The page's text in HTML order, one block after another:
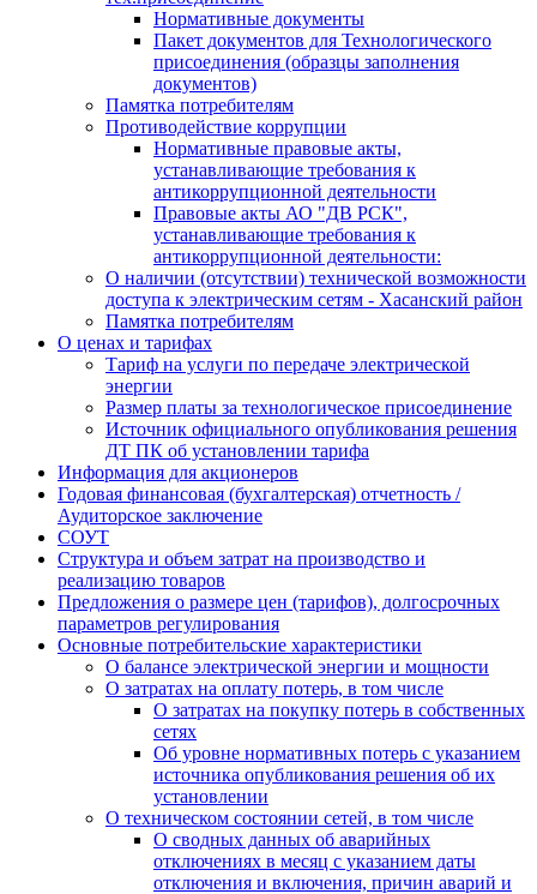
Нормативные документы
Пакет документов для Технологического
присоединения (образцы заполнения
документов)
Памятка потребителям
Противодействие коррупции
Нормативные правовые акты,
устанавливающие требования к
антикоррупционной деятельности
Правовые акты АО "ДВ РСК",
устанавливающие требования к
антикоррупционной деятельности:
О наличии (отсутствии) технической возможности
доступа к электрическим сетям - Хасанский район
Памятка потребителям
О ценах и тарифах
Тариф на услуги по передаче электрической
энергии
Размер платы за технологическое присоединение
Источник официального опубликования решения
ДТ ПК об установлении тарифа
Информация для акционеров
Годовая финансовая (бухгалтерская) отчетность /
Аудиторское заключение
СОУТ
Структура и объем затрат на производство и
реализацию товаров
Предложения о размере цен (тарифов), долгосрочных
параметров регулирования
Основные потребительские характеристики
О балансе электрической энергии и мощности
О затратах на оплату потерь, в том числе
О затратах на покупку потерь в собственных
сетях
Об уровне нормативных потерь с указанием
источника опубликования решения об их
установлении
О техническом состоянии сетей, в том числе
О сводных данных об аварийных
отключениях в месяц с указанием даты
отключения и включения, причин аварий и